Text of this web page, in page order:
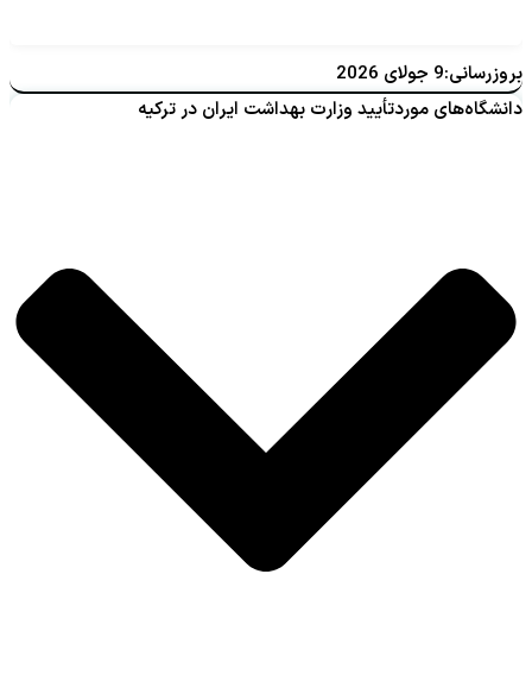
بروزرسانی:9 جولای 2026
دانشگاه‌های موردتأیید وزارت بهداشت ایران در ترکیه